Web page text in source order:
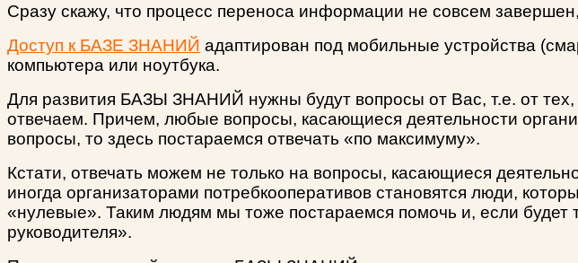
Сразу скажу, что процесс переноса информации не совсем
Доступ к БАЗЕ ЗНАНИЙ адаптирован под мобильные устройства
компьютера или ноутбука.
Для развития БАЗЫ ЗНАНИЙ нужны будут вопросы от Вас, т.е. от
отвечаем. Причем, любые вопросы, касающиеся деятельности
вопросы, то здесь постараемся отвечать «по максимуму».
Кстати, отвечать можем не только на вопросы, касающиеся
иногда организаторами потребкооперативов становятся люди,
«нулевые». Таким людям мы тоже постараемся помочь и, если
руководителя».